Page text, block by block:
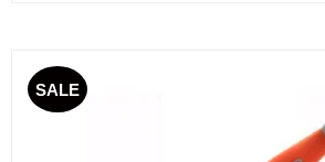
SALE